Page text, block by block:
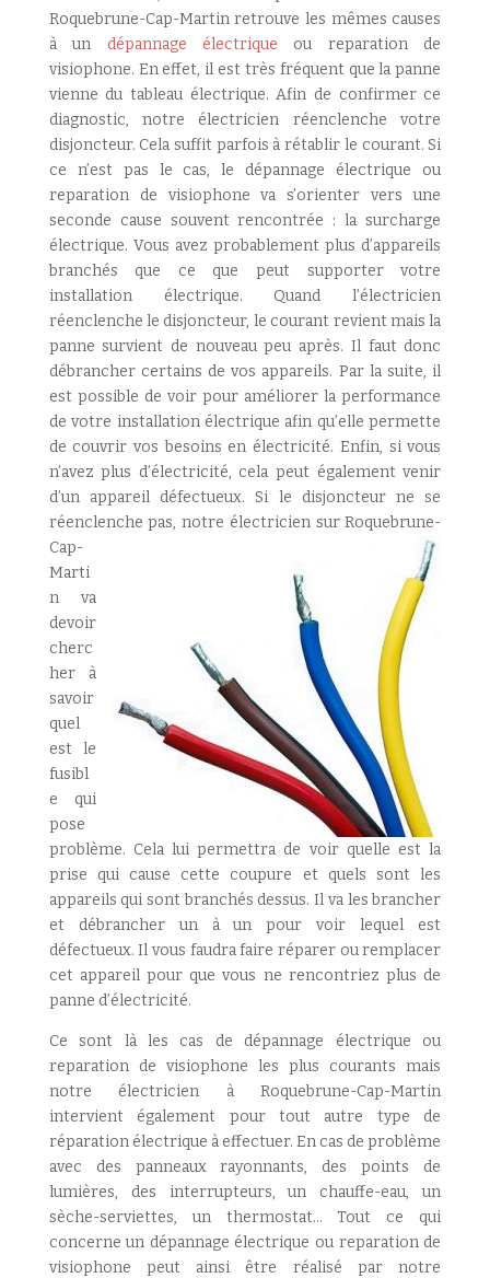
Roquebrune-Cap-Martin retrouve les mêmes causes
à un dépannage électrique ou reparation de
visiophone. En effet, il est très fréquent que la panne
vienne du tableau électrique. Afin de confirmer ce
diagnostic, notre électricien réenclenche votre
disjoncteur. Cela suffit parfois à rétablir le courant. Si
ce n’est pas le cas, le dépannage électrique ou
reparation de visiophone va s’orienter vers une
seconde cause souvent rencontrée : la surcharge
électrique. Vous avez probablement plus d’appareils
branchés que ce que peut supporter votre
installation électrique. Quand l’électricien
réenclenche le disjoncteur, le courant revient mais la
panne survient de nouveau peu après. Il faut donc
débrancher certains de vos appareils. Par la suite, il
est possible de voir pour améliorer la performance
de votre installation électrique afin qu’elle permette
de couvrir vos besoins en électricité. Enfin, si vous
n’avez plus d’électricité, cela peut également venir
d’un appareil défectueux. Si le disjoncteur ne se
réenclenche pas,notre électricien sur Roquebrune-
Cap-
Marti
n va
devoir
cherc
her à
savoir
quel
est le
fusibl
e qui
pose
problème. Cela lui permettra de voir quelle est la
prise qui cause cette coupure et quels sont les
appareils qui sont branchés dessus. Il va les brancher
et débrancher un à un pour voir lequel est
défectueux. Il vous faudra faire réparer ou remplacer
cet appareil pour que vous ne rencontriez plus de
panne d’électricité.
Ce sont là les cas de dépannage électrique ou
reparation de visiophone les plus courants mais
notre électricien à Roquebrune-Cap-Martin
intervient également pour tout autre type de
réparation électrique à effectuer. En cas de problème
avec des panneaux rayonnants, des points de
lumières, des interrupteurs, un chauffe-eau, un
sèche-serviettes, un thermostat… Tout ce qui
concerne un dépannage électrique ou reparation de
visiophone peut ainsi être réalisé par notre